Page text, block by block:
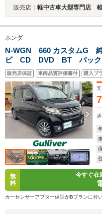
販売店： 軽中古車大型専門店
ホンダ
N-WGN 660 カスタムG
ビ CD DVD BT バック
ーダー クルーズコントロ
ト オートライト スペア
販売店保証 車両品質評価書付 購入プ
無
料
今すぐ在
カーセンサーアフター保証がBプランに付